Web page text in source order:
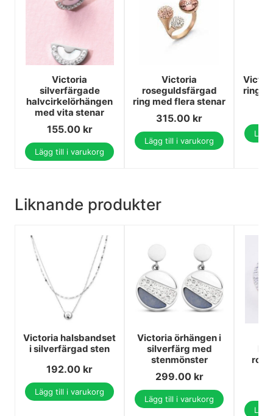
Victoria
silverfärgade
halvcirkelörhängen
med vita stenar
155.00 kr
Lägg till i varukorg
Victoria
roseguldsfärgad
ring med flera stenar
315.00 kr
Lägg till i varukorg
ring
Liknande produkter
Victoria halsbandset
i silverfärgad sten
192.00 kr
Lägg till i varukorg
Victoria örhängen i
silverfärg med
stenmönster
299.00 kr
Lägg till i varukorg